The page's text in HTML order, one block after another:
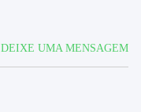
DEIXE UMA MENSAGEM